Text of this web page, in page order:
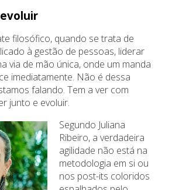
filosófico, quando se trata de
à gestão de pessoas, liderar
via de mão única, onde um manda
imediatamente. Não é dessa
falando. Tem a ver com
junto e evoluir.
Segundo Juliana
Ribeiro, a verdadeira
agilidade não está na
metodologia em si ou
nos post-its coloridos